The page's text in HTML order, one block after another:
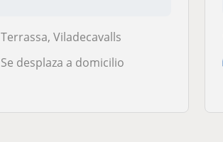
Terrassa, Viladecavalls
Se desplaza a domicilio